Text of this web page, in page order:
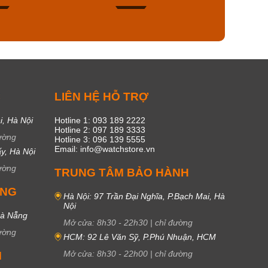
Hà Nội
Hà Nội
Nẵng
LIÊN HỆ HỖ TRỢ
Hotline 1: 093 189 2222
Hotline 2: 097 189 3333
Hotline 3: 096 139 5555
Email: info@watchstore.vn
TRUNG TÂM BẢO HÀNH
Hà Nội: 97 Trần Đại Nghĩa, P.Bạch Mai, Hà
Nội
Mở cửa: 8h30 - 22h30 | chỉ đường
HCM: 92 Lê Văn Sỹ, P.Phú Nhuận, HCM
Mở cửa: 8h30 - 22h00 | chỉ đường